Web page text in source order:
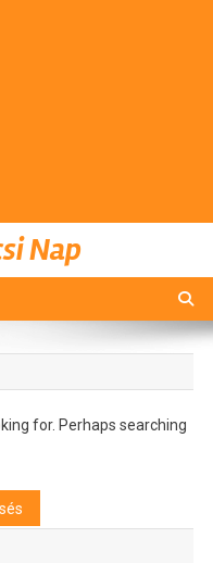
Nap
for. Perhaps searching